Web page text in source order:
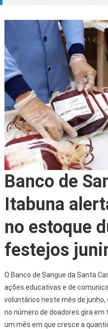
Banco de
Itabuna
no estoque
festejos
O Banco de Sangue da Santa
ações educativas e de
voluntários neste mês de
no número de doadores gira em
um mês em que cresce a